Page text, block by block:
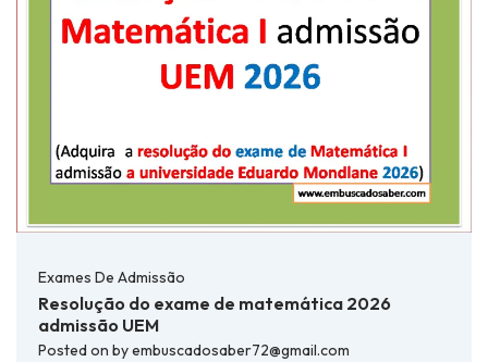
Exames De Admissão
Resolução do exame de matemática 2026
admissão UEM
Posted on byembuscadosaber72@gmail.com